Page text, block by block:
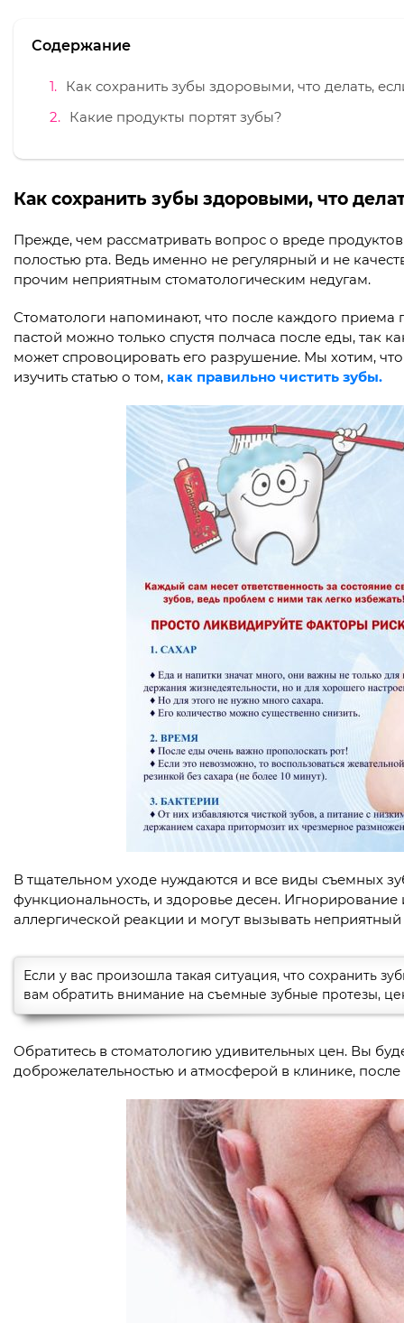
Содержание
Как сохранить зубы здоровыми, что делать,
Какие продукты портят зубы?
Как сохранить зубы здоровыми, что
Прежде, чем рассматривать вопрос о вреде
полостью рта. Ведь именно не регулярный и не
прочим неприятным стоматологическим недугам.
Стоматологи напоминают, что после каждого приема
пастой можно только спустя полчаса после еды, так
может спровоцировать его разрушение. Мы хотим,
изучить статью о том, как правильно чистить зубы.
В тщательном уходе нуждаются и все виды съемных
функциональность, и здоровье десен.
аллергической реакции и могут вызывать неприятный
Если у вас произошла такая ситуация, что сохранить
вам обратить внимание на съемные зубные протезы,
Обратитесь в стоматологию удивительных цен. Вы
доброжелательностью и атмосферой в клинике,